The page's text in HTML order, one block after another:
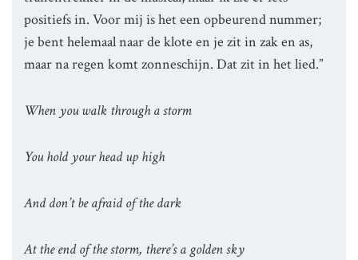
positiefs in. Voor mij is het een opbeurend nummer;
je bent helemaal naar de klote en je zit in zak en as,
maar na regen komt zonneschijn. Dat zit in het lied.”
When you walk through a storm
You hold your head up high
And don’t be afraid of the dark
At the end of the storm, there’s a golden sky